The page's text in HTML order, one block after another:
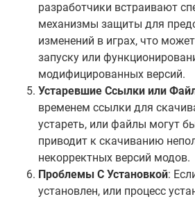
разработчики встраивают
механизмы защиты для
изменений в играх, что
запуску или
модифицированных версий.
Устаревшие Ссылки или
временем ссылки для
устареть, или файлы могут
приводит к скачиванию
некорректных версий модов.
Проблемы С Установкой:
установлен, или процесс